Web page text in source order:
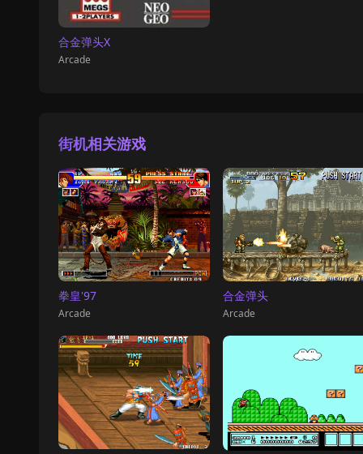
合金弹头X
Arcade
街机相关游戏
拳皇'97
Arcade
合金弹头
Arcade